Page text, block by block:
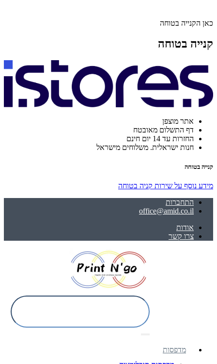
כאן הקנייה בטוחה
קנייה בטוחה
אתר מוצפן
דף התשלום מאובטח
החזרות עד 14 יום חינם
חנות ישראלית. משלוחים מישראל
קנייה בטוחה
מידע נוסף על שירות קניה בטוחה
התחברות
office@amid.co.il
אודות
צרו קשר
מדפסות